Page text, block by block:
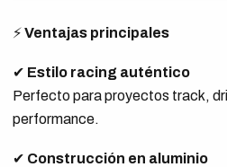
⚡Ventajas principales
✔ Estilo racing auténtico
Perfecto para proyectos track,
performance.
✔ Construcción en aluminio